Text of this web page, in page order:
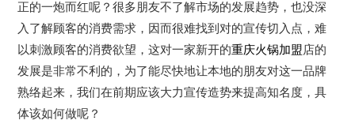
正的一炮而红呢？很多朋友不了解市场的发展趋势，也没深
入了解顾客的消费需求，因而很难找到对的宣传切入点，难
以刺激顾客的消费欲望，这对一家新开的重庆火锅加盟店的
发展是非常不利的，为了能尽快地让本地的朋友对这一品牌
熟络起来，我们在前期应该大力宣传造势来提高知名度，具
体该如何做呢？